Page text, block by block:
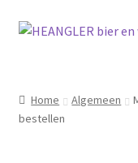
Ga
Ga
Home Algemeen
bestellen